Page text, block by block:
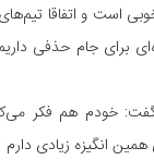
است و اتفاقا
برای جام حذفی
خودم هم فکر
انگیزه زیادی